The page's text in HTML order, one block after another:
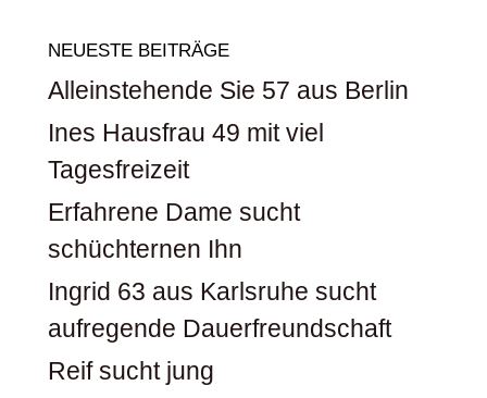
NEUESTE BEITRÄGE
Alleinstehende Sie 57 aus Berlin
Ines Hausfrau 49 mit viel
Tagesfreizeit
Erfahrene Dame sucht
schüchternen Ihn
Ingrid 63 aus Karlsruhe sucht
aufregende Dauerfreundschaft
Reif sucht jung